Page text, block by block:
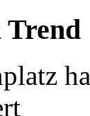
Trend